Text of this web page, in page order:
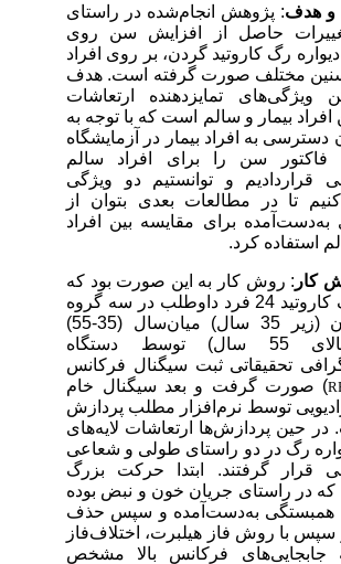
هدف:پژوهش انجام‌شده در راستای
حاصل از افزایش سن روی
رگ کاروتید گردن، بر روی افراد
مختلف صورت گرفته است. هدف
ویژگی‌های تمایزدهنده ارتعاشات
بیمار و سالم است که با توجه به
به افراد بیمار در آزمایشگاه
فاکتور سن را برای افراد سالم
قراردادیم و توانستیم دو ویژگی
تا در مطالعات بعدی بتوان از
برای مقایسه بین افراد
استفاده کرد.
کار: روش کار به این صورت بود که
ابتدا از رگ کاروتید 24 فرد داوطلب در سه گروه
سنی جوان (زیر 35 سال) میان‌سال (35-55)
مسن (بالای 55 سال) توسط دستگاه
تحقیقاتی ثبت سیگنال فرکانس
) صورت گرفت و بعد سیگنال خام
توسط نرم‌افزار مطلب پردازش
حین پردازش‌ها ارتعاشات لایه‌های
رگ در دو راستای طولی و شعاعی
قرار گرفتند. ابتدا حرکت بزرگ
در راستای جریان خون و نبض بوده
همبستگی به‌دست‌آمده و سپس حذف
با روش فاز هیلبرت، اختلاف‌فاز
جابجایی‌های فرکانس بالا مشخص